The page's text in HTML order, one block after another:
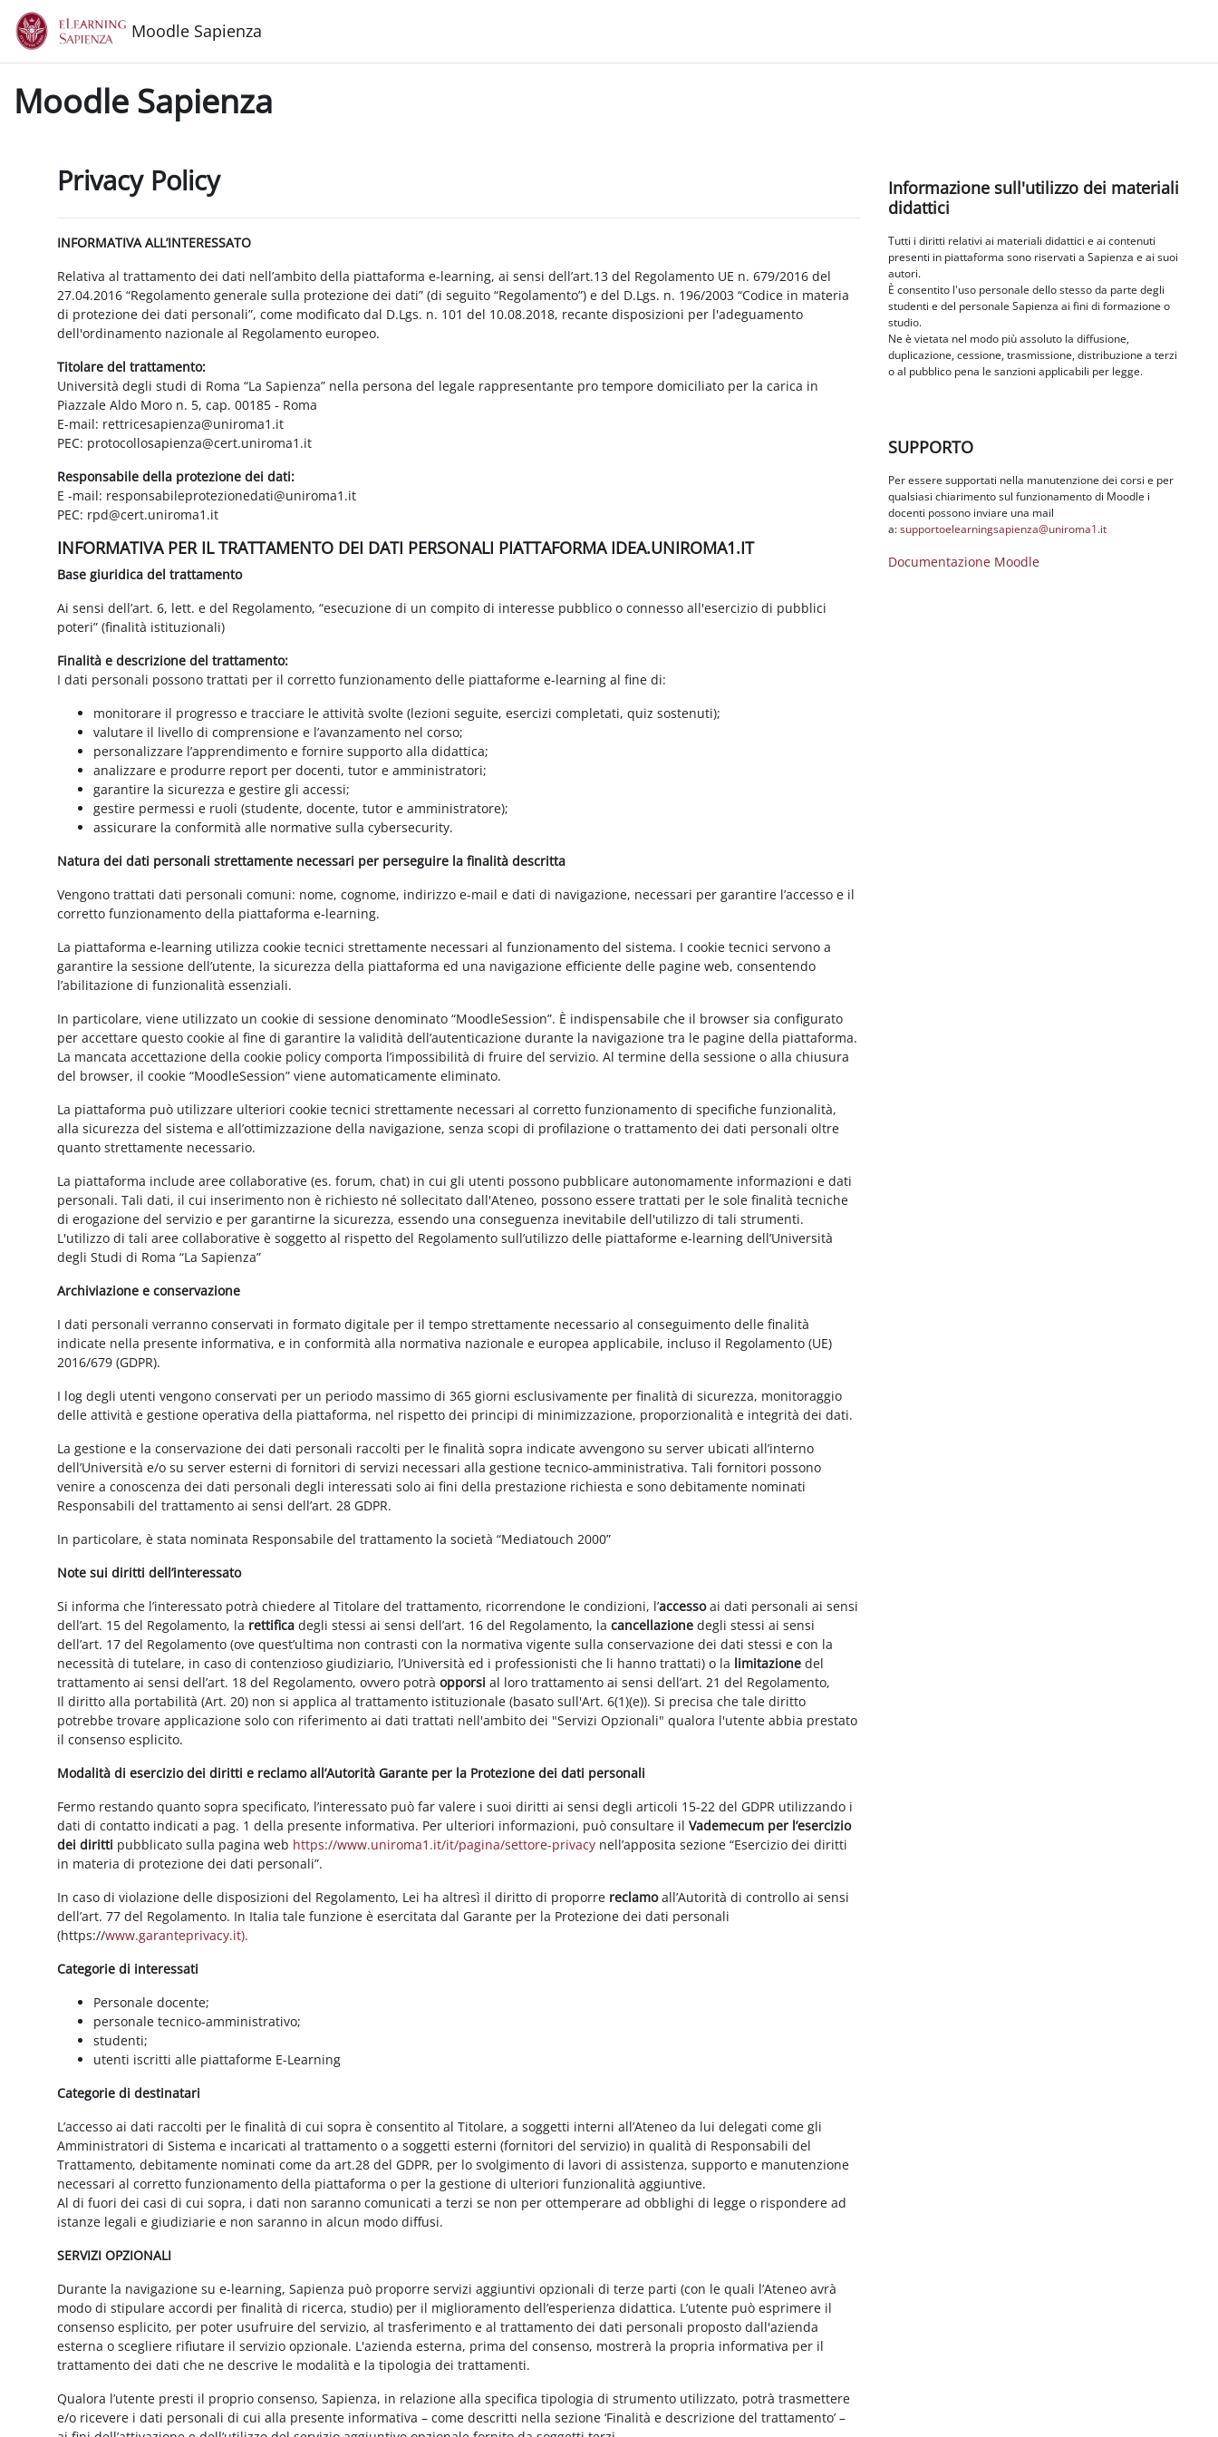
Vai al contenuto principale
Moodle Sapienza
Moodle Sapienza
Privacy Policy
INFORMATIVA ALL’INTERESSATO
Relativa al trattamento dei dati nell’ambito della piattaforma e-learning, ai sensi dell’art.13 del Regolamento UE n. 679/2016 del
27.04.2016 “Regolamento generale sulla protezione dei dati” (di seguito “Regolamento”) e del D.Lgs. n. 196/2003 “Codice in materia
di protezione dei dati personali”, come modificato dal D.Lgs. n. 101 del 10.08.2018, recante disposizioni per l'adeguamento
dell'ordinamento nazionale al Regolamento europeo.
Titolare del trattamento:
Università degli studi di Roma “La Sapienza” nella persona del legale rappresentante pro tempore domiciliato per la carica in
Piazzale Aldo Moro n. 5, cap. 00185 - Roma
E-mail: rettricesapienza@uniroma1.it
PEC: protocollosapienza@cert.uniroma1.it
Responsabile della protezione dei dati:
E -mail: responsabileprotezionedati@uniroma1.it
PEC: rpd@cert.uniroma1.it
INFORMATIVA PER IL TRATTAMENTO DEI DATI PERSONALI PIATTAFORMA IDEA.UNIROMA1.IT
Base giuridica del trattamento
Ai sensi dell’art. 6, lett. e del Regolamento, “esecuzione di un compito di interesse pubblico o connesso all'esercizio di pubblici
poteri” (finalità istituzionali)
Finalità e descrizione del trattamento:
I dati personali possono trattati per il corretto funzionamento delle piattaforme e-learning al fine di:
monitorare il progresso e tracciare le attività svolte (lezioni seguite, esercizi completati, quiz sostenuti);
valutare il livello di comprensione e l’avanzamento nel corso;
personalizzare l’apprendimento e fornire supporto alla didattica;
analizzare e produrre report per docenti, tutor e amministratori;
garantire la sicurezza e gestire gli accessi;
gestire permessi e ruoli (studente, docente, tutor e amministratore);
assicurare la conformità alle normative sulla cybersecurity.
Natura dei dati personali strettamente necessari per perseguire la finalità descritta
Vengono trattati dati personali comuni: nome, cognome, indirizzo e-mail e dati di navigazione, necessari per garantire l’accesso e il
corretto funzionamento della piattaforma e-learning.
La piattaforma e-learning utilizza cookie tecnici strettamente necessari al funzionamento del sistema. I cookie tecnici servono a
garantire la sessione dell’utente, la sicurezza della piattaforma ed una navigazione efficiente delle pagine web, consentendo
l’abilitazione di funzionalità essenziali.
In particolare, viene utilizzato un cookie di sessione denominato “MoodleSession”. È indispensabile che il browser sia configurato
per accettare questo cookie al fine di garantire la validità dell’autenticazione durante la navigazione tra le pagine della piattaforma.
La mancata accettazione della cookie policy comporta l’impossibilità di fruire del servizio. Al termine della sessione o alla chiusura
del browser, il cookie “MoodleSession” viene automaticamente eliminato.
La piattaforma può utilizzare ulteriori cookie tecnici strettamente necessari al corretto funzionamento di specifiche funzionalità,
alla sicurezza del sistema e all’ottimizzazione della navigazione, senza scopi di profilazione o trattamento dei dati personali oltre
quanto strettamente necessario.
La piattaforma include aree collaborative (es. forum, chat) in cui gli utenti possono pubblicare autonomamente informazioni e dati
personali. Tali dati, il cui inserimento non è richiesto né sollecitato dall'Ateneo, possono essere trattati per le sole finalità tecniche
di erogazione del servizio e per garantirne la sicurezza, essendo una conseguenza inevitabile dell'utilizzo di tali strumenti.
L'utilizzo di tali aree collaborative è soggetto al rispetto del Regolamento sull’utilizzo delle piattaforme e-learning dell’Università
degli Studi di Roma “La Sapienza”
Archiviazione e conservazione
I dati personali verranno conservati in formato digitale per il tempo strettamente necessario al conseguimento delle finalità
indicate nella presente informativa, e in conformità alla normativa nazionale e europea applicabile, incluso il Regolamento (UE)
2016/679 (GDPR).
I log degli utenti vengono conservati per un periodo massimo di 365 giorni esclusivamente per finalità di sicurezza, monitoraggio
delle attività e gestione operativa della piattaforma, nel rispetto dei principi di minimizzazione, proporzionalità e integrità dei dati.
La gestione e la conservazione dei dati personali raccolti per le finalità sopra indicate avvengono su server ubicati all’interno
dell’Università e/o su server esterni di fornitori di servizi necessari alla gestione tecnico-amministrativa. Tali fornitori possono
venire a conoscenza dei dati personali degli interessati solo ai fini della prestazione richiesta e sono debitamente nominati
Responsabili del trattamento ai sensi dell’art. 28 GDPR.
In particolare, è stata nominata Responsabile del trattamento la società “Mediatouch 2000”
Note sui diritti dell’interessato
Si informa che l’interessato potrà chiedere al Titolare del trattamento, ricorrendone le condizioni, l’accessoai dati personali ai sensi
dell’art. 15 del Regolamento, la rettificadegli stessi ai sensi dell’art. 16 del Regolamento, lacancellazione degli stessi ai sensi
dell’art. 17 del Regolamento (ove quest’ultima non contrasti con la normativa vigente sulla conservazione dei dati stessi e con la
necessità di tutelare, in caso di contenzioso giudiziario, l’Università ed i professionisti che li hanno trattati) o la limitazione del
trattamento ai sensi dell’art. 18 del Regolamento, ovvero potràopporsi al loro trattamento ai sensi dell’art. 21 del Regolamento,
Il diritto alla portabilità (Art. 20) non si applica al trattamento istituzionale (basato sull'Art. 6(1)(e)). Si precisa che tale diritto
potrebbe trovare applicazione solo con riferimento ai dati trattati nell'ambito dei "Servizi Opzionali" qualora l'utente abbia prestato
il consenso esplicito.
Modalità di esercizio dei diritti e reclamo all’Autorità Garante per la Protezione dei dati personali
Fermo restando quanto sopra specificato, l’interessato può far valere i suoi diritti ai sensi degli articoli 15-22 del GDPR utilizzando i
dati di contatto indicati a pag. 1 della presente informativa. Per ulteriori informazioni, può consultare ilVademecum per l’esercizio
dei diritti pubblicato sulla pagina web https://www.uniroma1.it/it/pagina/settore-privacy nell’apposita sezione “Esercizio dei diritti
in materia di protezione dei dati personali”.
In caso di violazione delle disposizioni del Regolamento, Lei ha altresì il diritto di proporre reclamoall’Autorità di controllo ai sensi
dell’art. 77 del Regolamento. In Italia tale funzione è esercitata dal Garante per la Protezione dei dati personali
(https://www.garanteprivacy.it).
Categorie di interessati
Personale docente;
personale tecnico-amministrativo;
studenti;
utenti iscritti alle piattaforme E-Learning
Categorie di destinatari
L’accesso ai dati raccolti per le finalità di cui sopra è consentito al Titolare, a soggetti interni all’Ateneo da lui delegati come gli
Amministratori di Sistema e incaricati al trattamento o a soggetti esterni (fornitori del servizio) in qualità di Responsabili del
Trattamento, debitamente nominati come da art.28 del GDPR, per lo svolgimento di lavori di assistenza, supporto e manutenzione
necessari al corretto funzionamento della piattaforma o per la gestione di ulteriori funzionalità aggiuntive.
Al di fuori dei casi di cui sopra, i dati non saranno comunicati a terzi se non per ottemperare ad obblighi di legge o rispondere ad
istanze legali e giudiziarie e non saranno in alcun modo diffusi.
SERVIZI OPZIONALI
Durante la navigazione su e-learning, Sapienza può proporre servizi aggiuntivi opzionali di terze parti (con le quali l’Ateneo avrà
modo di stipulare accordi per finalità di ricerca, studio) per il miglioramento dell’esperienza didattica. L’utente può esprimere il
consenso esplicito, per poter usufruire del servizio, al trasferimento e al trattamento dei dati personali proposto dall'azienda
esterna o scegliere rifiutare il servizio opzionale. L'azienda esterna, prima del consenso, mostrerà la propria informativa per il
trattamento dei dati che ne descrive le modalità e la tipologia dei trattamenti.
Qualora l’utente presti il proprio consenso, Sapienza, in relazione alla specifica tipologia di strumento utilizzato, potrà trasmettere
e/o ricevere i dati personali di cui alla presente informativa – come descritti nella sezione ‘Finalità e descrizione del trattamento’ –
Blocchi
Informazione sull'utilizzo dei materiali
didattici
Tutti i diritti relativi ai materiali didattici e ai contenuti
presenti in piattaforma sono riservati a Sapienza e ai suoi
autori.
È consentito l'uso personale dello stesso da parte degli
studenti e del personale Sapienza ai fini di formazione o
studio.
Ne è vietata nel modo più assoluto la diffusione,
duplicazione, cessione, trasmissione, distribuzione a terzi
o al pubblico pena le sanzioni applicabili per legge.
SUPPORTO
Per essere supportati nella manutenzione dei corsi e per
qualsiasi chiarimento sul funzionamento di Moodle i
docenti possono inviare una mail
a:supportoelearningsapienza@uniroma1.it
Documentazione Moodle